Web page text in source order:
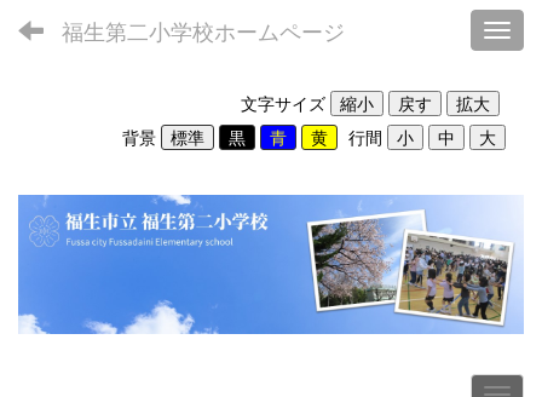
福生第二小学校ホームページ
文字サイズ
背景
行間